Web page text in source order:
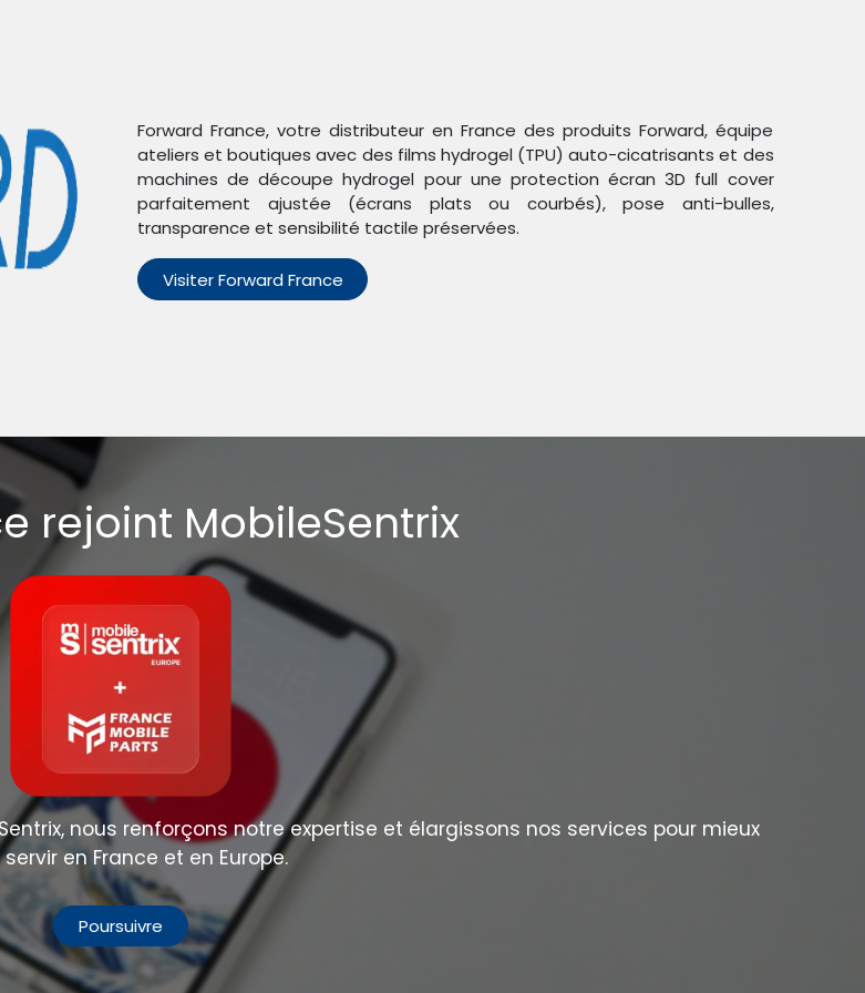
Trier par : Étiquettes
Forward France, votre distributeur en France des produits Forward, équipe
ateliers et boutiques avec des films hydrogel (TPU) auto-cicatrisants et des
machines de découpe hydrogel pour une protection écran 3D full cover
parfaitement ajustée (écrans plats ou courbés), pose anti-bulles,
transparence et sensibilité tactile préservées.
Visiter Forward France
rejoint MobileSentrix
nous renforçons notre expertise et élargissons nos services pour mieux
en France et en Europe.
Poursuivre